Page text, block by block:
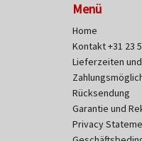
Menü
Home
Kontakt +31 23
Lieferzeiten
Rücksendung
Garantie und
Privacy